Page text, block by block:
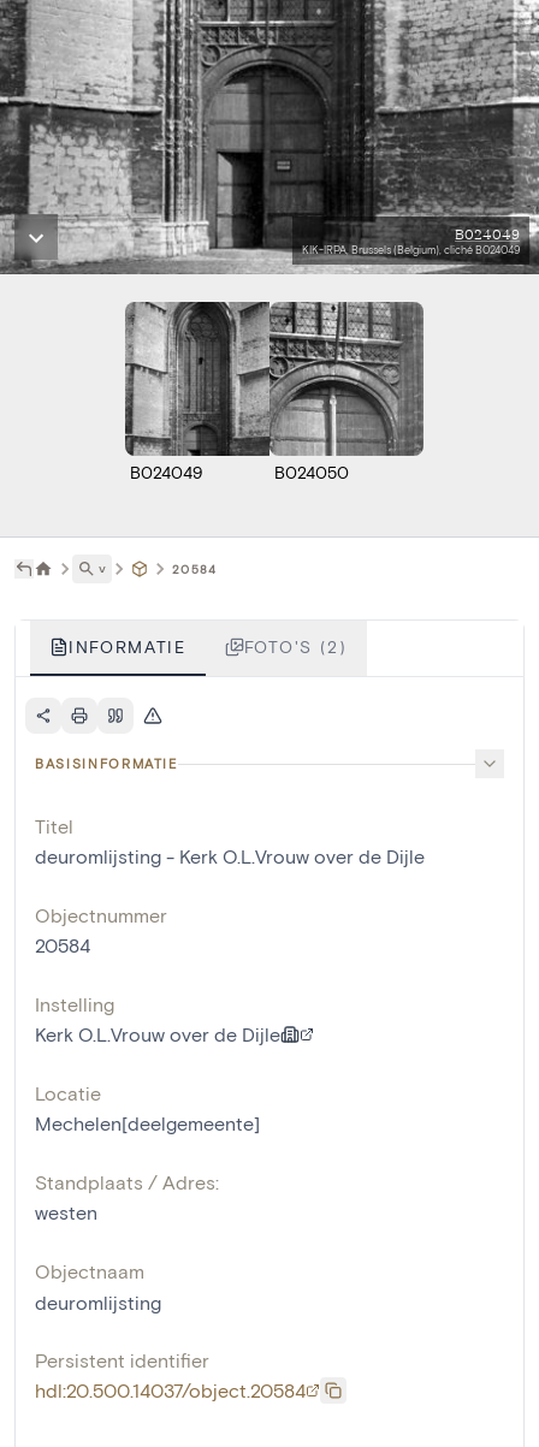
B024049
KIK-IRPA, Brussels (Belgium), cliché B024049
B024049 B024050
˅ 20584
INFORMATIE FOTO'S (2)
BASISINFORMATIE
Titel
deuromlijsting - Kerk O.L.Vrouw over de Dijle
Objectnummer
20584
Instelling
Kerk O.L.Vrouw over de Dijle
Locatie
Mechelen[deelgemeente]
Standplaats / Adres:
westen
Objectnaam
deuromlijsting
Persistent identifier
hdl:20.500.14037/object.20584